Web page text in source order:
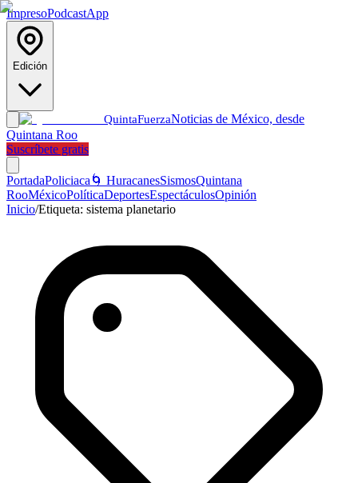
ImpresoPodcastApp
Edición
QuintaFuerzaNoticias de México, desde
Quintana Roo
Suscríbete gratis
PortadaPoliciaca 🌀 HuracanesSismosQuintana
RooMéxicoPolíticaDeportesEspectáculosOpinión
Inicio/Etiqueta: sistema planetario